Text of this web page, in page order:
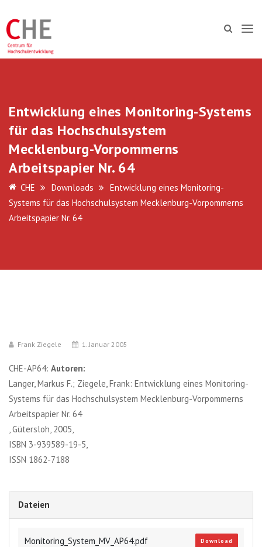
Entwicklung eines Monitoring-Systems
für das Hochschulsystem
Mecklenburg-Vorpommerns
Arbeitspapier Nr. 64
CHE Downloads
Entwicklung eines Monitoring-
Systems für das Hochschulsystem Mecklenburg-Vorpommerns
Arbeitspapier Nr. 64
Frank Ziegele 1. Januar 2005
CHE-AP64: Autoren:
Langer, Markus F.; Ziegele, Frank: Entwicklung eines Monitoring-
Systems für das Hochschulsystem Mecklenburg-Vorpommerns
Arbeitspapier Nr. 64
, Gütersloh, 2005,
ISBN 3-939589-19-5,
ISSN 1862-7188
Dateien
Monitoring_System_MV_AP64.pdf Download